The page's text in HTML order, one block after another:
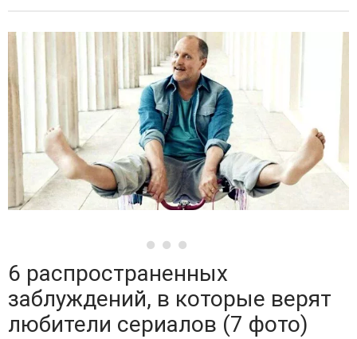
6 распространенных
заблуждений, в которые верят
любители сериалов (7 фото)